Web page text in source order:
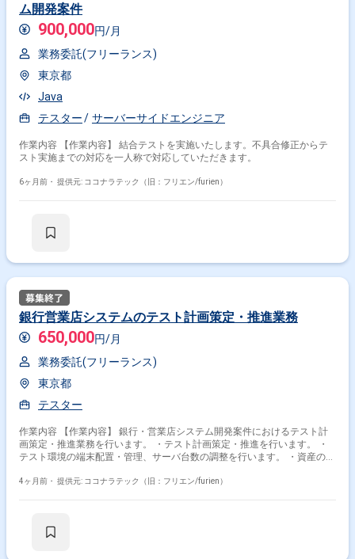
ム開発案件
900,000円/月
業務委託(フリーランス)
東京都
Java
テスター
サーバーサイドエンジニア
作業内容 【作業内容】 結合テストを実施いたします。不具合修正からテ
スト実施までの対応を一人称で対応していただきます。
6ヶ月前・ 提供元: ココナラテック（旧：フリエン/furien）
銀行営業店システムのテスト計画策定・推進業務
650,000円/月
業務委託(フリーランス)
東京都
テスター
作業内容 【作業内容】 銀行・営業店システム開発案件におけるテスト計
画策定・推進業務を行います。 ・テスト計画策定・推進を行います。 ・
テスト環境の端末配置・管理、サーバ台数の調整を行います。 ・資産の
4ヶ月前・ 提供元: ココナラテック（旧：フリエン/furien）